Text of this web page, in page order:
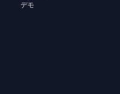
デモ